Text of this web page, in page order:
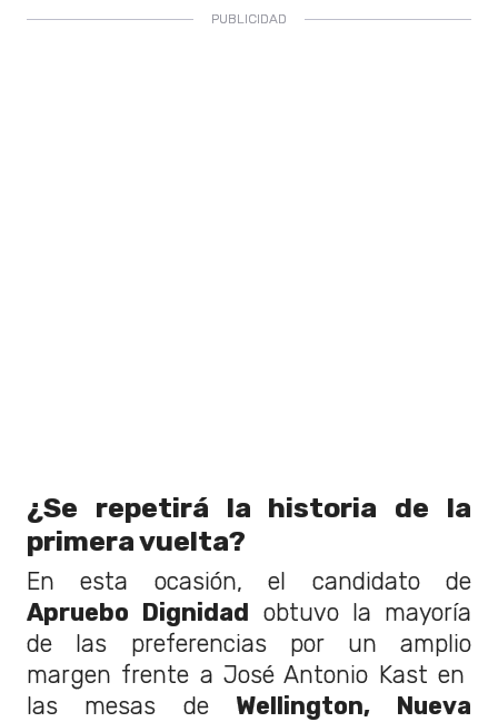
¿Se repetirá la historia de la
primera vuelta?
En esta ocasión, el candidato de
Apruebo Dignidad obtuvo la mayoría
de las preferencias por un amplio
margen frente a José Antonio Kast en
las mesas de Wellington, Nueva